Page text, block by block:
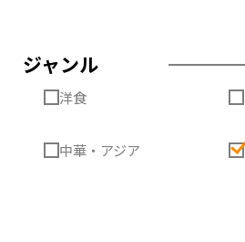
ジャンル
洋食
中華・アジア